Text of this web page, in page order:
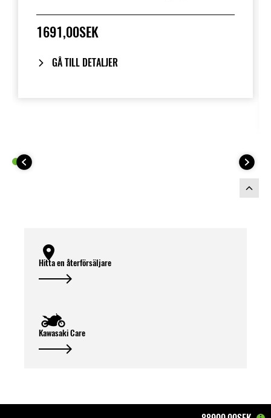
1691,00SEK
GÅ TILL DETALJER
Hitta en återförsäljare
Kawasaki Care